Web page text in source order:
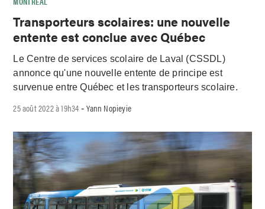
Transporteurs scolaires: une nouvelle
entente est conclue avec Québec
Le Centre de services scolaire de Laval (CSSDL)
annonce qu'une nouvelle entente de principe est
survenue entre Québec et les transporteurs scolaire.
25 août 2022 à 19h34 -Yann Nopieyie